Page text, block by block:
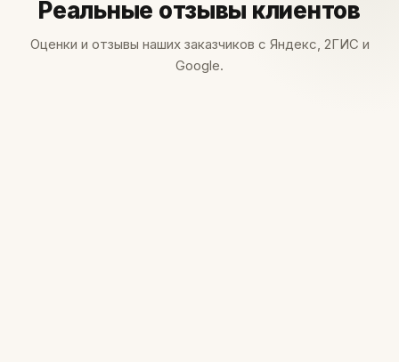
Реальные отзывы клиентов
Оценки и отзывы наших заказчиков с Яндекс, 2ГИС и
Google.